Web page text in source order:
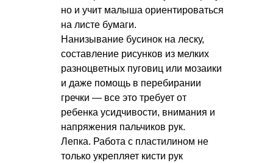
но и учит малыша ориентироваться
на листе бумаги.
Нанизывание бусинок на леску,
составление рисунков из мелких
разноцветных пуговиц или мозаики
и даже помощь в перебирании
гречки — все это требует от
ребенка усидчивости, внимания и
напряжения пальчиков рук.
Лепка. Работа с пластилином не
только укрепляет кисти рук